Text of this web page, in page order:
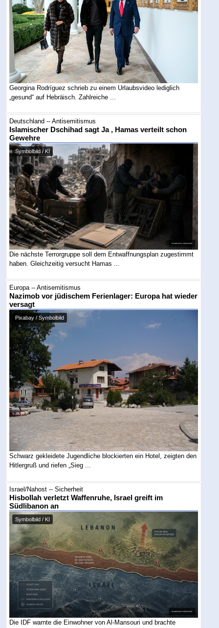
Georgina Rodríguez schrieb zu einem Urlaubsvideo lediglich
„gesund“ auf Hebräisch. Zahlreiche ...
Deutschland -- Antisemitismus
Islamischer Dschihad sagt Ja , Hamas verteilt schon
Gewehre
Symbolbild / KI
Die nächste Terrorgruppe soll dem Entwaffnungsplan zugestimmt
haben. Gleichzeitig versucht Hamas ...
Europa -- Antisemitismus
Nazimob vor jüdischem Ferienlager: Europa hat wieder
versagt
Pixabay / Symbolbild
Schwarz gekleidete Jugendliche blockierten ein Hotel, zeigten den
Hitlergruß und riefen „Sieg ...
Israel/Nahost -- Sicherheit
Hisbollah verletzt Waffenruhe, Israel greift im
Südlibanon an
Symbolbild / KI
Die IDF warnte die Einwohner von Al-Mansouri und brachte